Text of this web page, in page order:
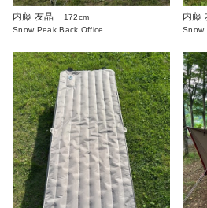
内藤 友晶
172cm
Snow Peak Back Office
内藤
Snow